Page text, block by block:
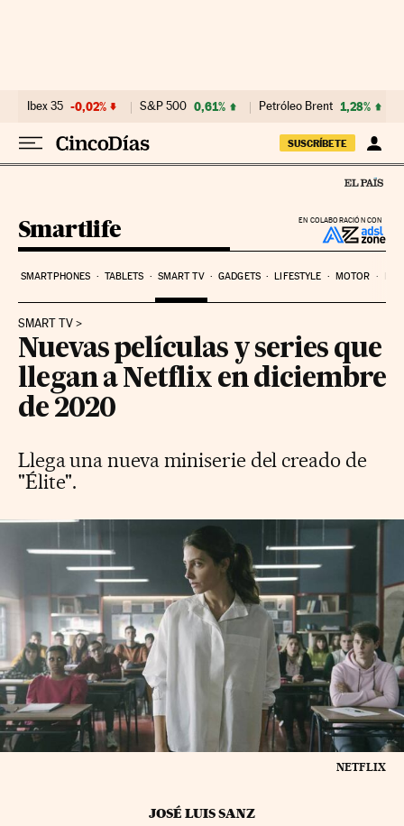
Ibex 35 -0,02% S&P 500 0,61% Petróleo Brent 1,28%
SUSCRÍBETE
EN COLABORACIÓN CON
Smartlife
SMARTPHONES TABLETS SMART TV GADGETS LIFESTYLE MOTOR
SMART TV
Nuevas películas y series que
llegan a Netflix en diciembre
de 2020
Llega una nueva miniserie del creado de
"Élite".
NETFLIX
JOSÉ LUIS SANZ